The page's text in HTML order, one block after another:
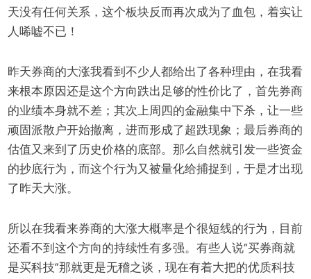
天没有任何关系，这个板块反而再次成为了血包，着实让
人唏嘘不已！
昨天券商的大涨我看到不少人都给出了各种理由，在我看
来根本原因还是这个方向跌出足够的性价比了，首先券商
的业绩本身就不差；其次上周四的金融集中下杀，让一些
顽固派散户开始撤离，进而形成了超跌现象；最后券商的
估值又来到了历史价格的底部。那么自然就引发一些资金
的抄底行为，而这个行为又被量化给捕捉到，于是才出现
了昨天大涨。
所以在我看来券商的大涨大概率是个很短线的行为，目前
还看不到这个方向的持续性有多强。有些人说“买券商就
是买科技”那就更是无稽之谈，现在有着大把的优质科技